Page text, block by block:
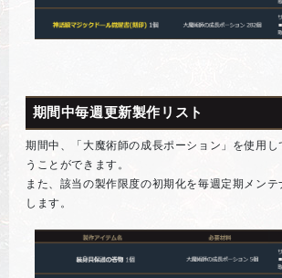
期間中毎週更新製作リスト
期間中、「大魔術師の成長ポーション」を使用
うことができます。
また、該当の製作限度の初期化を毎週定期メン
します。